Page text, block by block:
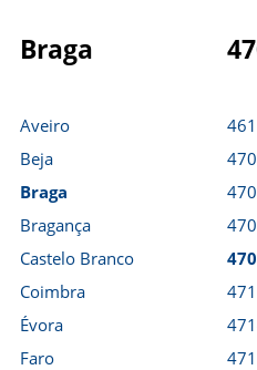
Braga
Aveiro
Beja
Braga
Bragança
Castelo Branco
Coimbra
Évora
Faro